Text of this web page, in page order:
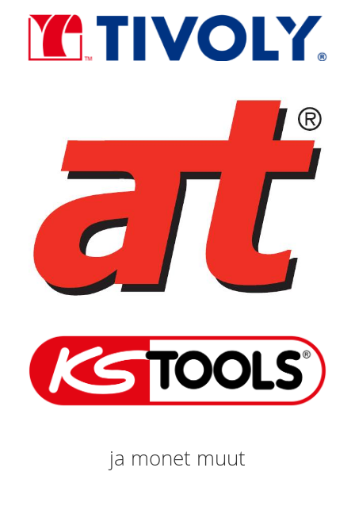
ja monet muut